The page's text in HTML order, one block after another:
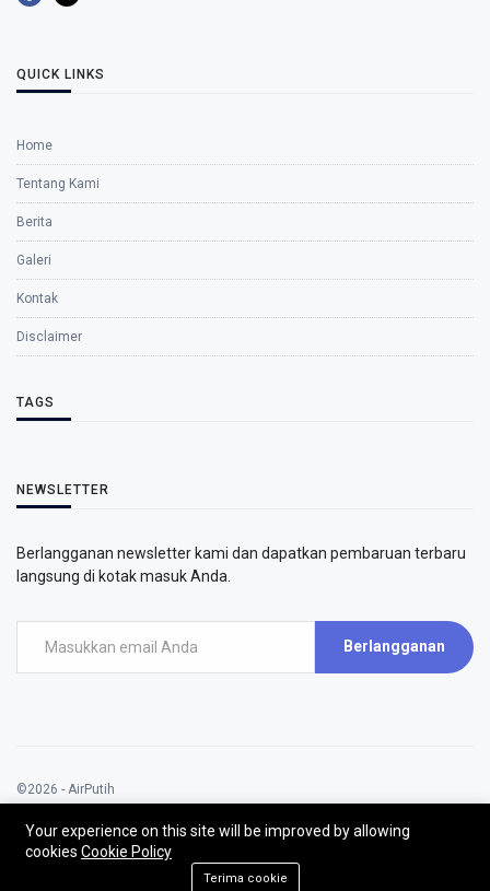
QUICK LINKS
Home
Tentang Kami
Berita
Galeri
Kontak
Disclaimer
TAGS
NEWSLETTER
Berlangganan newsletter kami dan dapatkan pembaruan terbaru
langsung di kotak masuk Anda.
Berlangganan
©2026 - AirPutih
AirPutih | All rights reserved.
Your experience on this site will be improved by allowing
cookies Cookie Policy
Terima cookie